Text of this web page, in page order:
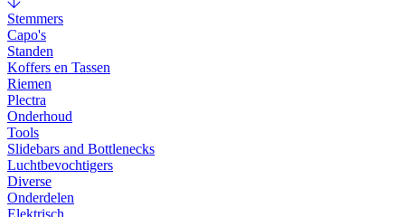
Stemmers
Capo's
Standen
Koffers en Tassen
Riemen
Plectra
Onderhoud
Tools
Slidebars and Bottlenecks
Luchtbevochtigers
Diverse
Onderdelen